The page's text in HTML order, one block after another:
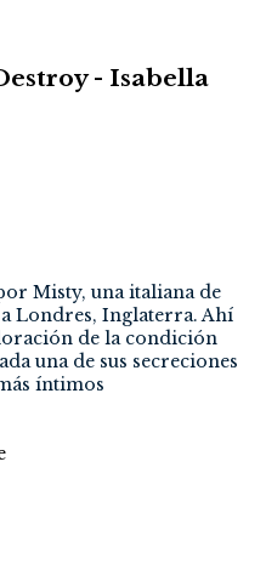
- Isabella
Misty, una italiana de
Londres, Inglaterra. Ahí
de la condición
una de sus secreciones
íntimos